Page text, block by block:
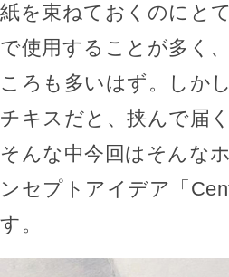
紙を束ねておくのにと
で使用することが多く
ころも多いはず。しか
チキスだと、挟んで届
そんな中今回はそんな
ンセプトアイデア「
す。